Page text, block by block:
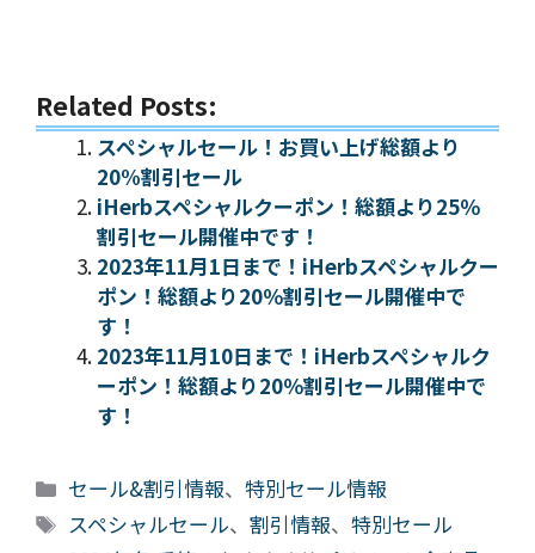
Related Posts:
スペシャルセール！お買い上げ総額より
20%割引セール
iHerbスペシャルクーポン！総額より25％
割引セール開催中です！
2023年11月1日まで！iHerbスペシャルクー
ポン！総額より20％割引セール開催中で
す！
2023年11月10日まで！iHerbスペシャルク
ーポン！総額より20％割引セール開催中で
す！
カ
テ
ゴ
セール&割引情報、特別セール情報
タ
スペシャルセール、割引情報、特別セール